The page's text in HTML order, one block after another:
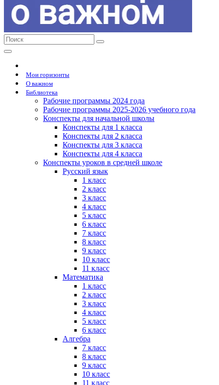
Мои горизонты
О важном
Библиотека
Рабочие программы 2024 года
Рабочие программы 2025-2026 учебного года
Конспекты для начальной школы
Конспекты для 1 класса
Конспекты для 2 класса
Конспекты для 3 класса
Конспекты для 4 класса
Конспекты уроков в средней школе
Русский язык
1 класс
2 класс
3 класс
4 класс
5 класс
6 класс
7 класс
8 класс
9 класс
10 класс
11 класс
Математика
1 класс
2 класс
3 класс
4 класс
5 класс
6 класс
Алгебра
7 класс
8 класс
9 класс
10 класс
11 класс